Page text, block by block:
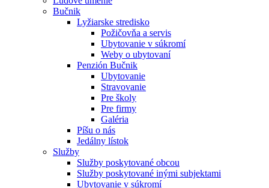
Bučnik
Lyžiarske stredisko
Požičovňa a servis
Ubytovanie v súkromí
Weby o ubytovaní
Penzión Bučnik
Ubytovanie
Stravovanie
Pre školy
Pre firmy
Galéria
Píšu o nás
Jedálny lístok
Služby
Služby poskytované obcou
Služby poskytované inými subjektami
Ubytovanie v súkromí